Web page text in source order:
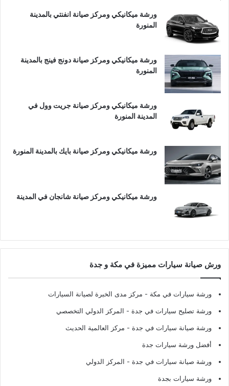
ورشة ميكانيكي ومركز صيانة انفنتي بالمدينة
المنورة
ورشة ميكانيكي ومركز صيانة دونج فينج بالمدينة
المنورة
ورشة ميكانيكي ومركز صيانة جريت وول في
المدينة المنورة
ورشة ميكانيكي ومركز صيانة بايك بالمدينة المنورة
ورشة ميكانيكي ومركز صيانة شانجان في المدينة
ورش صيانة سيارات مميزة في مكة و جدة
ورشة سيارات في مكة - مركز مدى الخبرة لصيانة السيارات
ورشة تصليح سيارات في جدة - المركز الدولي التخصصي
ورشة صيانة سيارات في جدة - مركز العالمية الحديث
أفضل ورشة سيارات جدة
ورشة صيانة سيارات في جدة - المركز الدولي
ورشة سيارات بجدة